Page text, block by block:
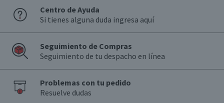
Centro de Ayuda
Si tienes alguna duda ingresa aquí
Seguimiento de Compras
Seguimiento de tu despacho en línea
Problemas con tu pedido
Resuelve dudas